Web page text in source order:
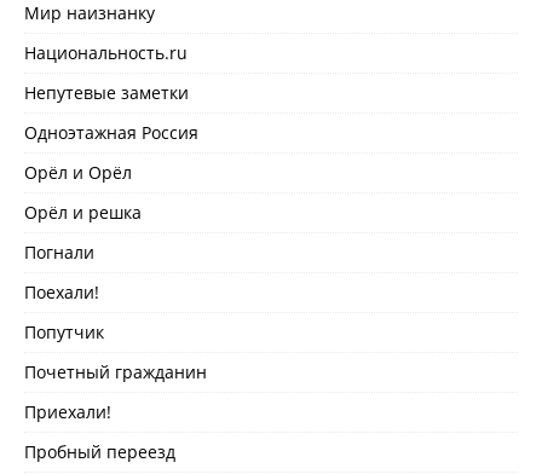
Мир наизнанку
Национальность.ru
Непутевые заметки
Одноэтажная Россия
Орёл и Орёл
Орёл и решка
Погнали
Поехали!
Попутчик
Почетный гражданин
Приехали!
Пробный переезд